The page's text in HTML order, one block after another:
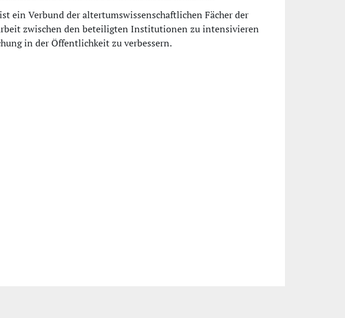
ein Verbund der altertumswissenschaftlichen Fächer der
zwischen den beteiligten Institutionen zu intensivieren
in der Öffentlichkeit zu verbessern.